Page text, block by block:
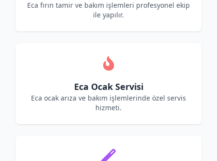
Eca fırın tamir ve bakım işlemleri profesyonel ekip
ile yapılır.
Eca Ocak Servisi
Eca ocak arıza ve bakım işlemlerinde özel servis
hizmeti.